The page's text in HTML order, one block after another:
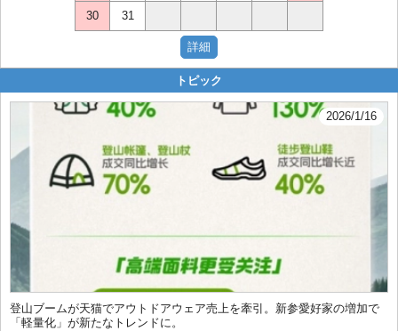
30 31
トピック
2026/1/16
登山ブームが天猫でアウトドアウェア売上を牽引。新参愛好家の増加で
「軽量化」が新たなトレンドに。